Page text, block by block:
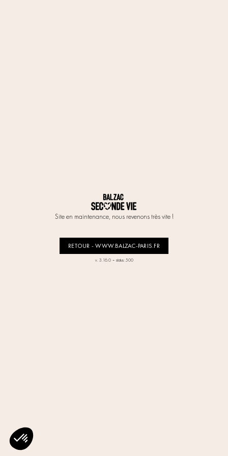
Site en maintenance, nous revenons très vite !
RETOUR - WWW.BALZAC-PARIS.FR
v. 3.16.0- status: 500